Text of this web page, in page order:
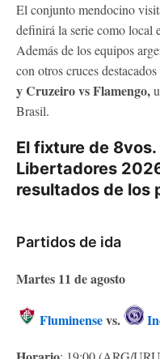
El conjunto mendocino
definirá la serie como local
Además de los equipos
con otros cruces
y Cruzeiro vs Flamengo,
Brasil.
El fixture de
Libertadores
resultados de los
Partidos de ida
Martes 11 de agosto
Fluminensevs.